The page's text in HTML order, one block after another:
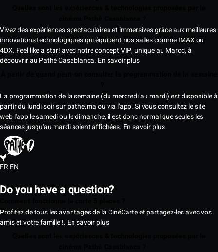
Vivez des expériences spectaculaires et immersives grâce aux meilleures
innovations technologiques qui équipent nos salles comme IMAX ou
4DX. Feel like a star! avec notre concept VIP, unique au Maroc, à
découvrir au Pathé Casablanca. En savoir plus
La programmation de la semaine (du mercredi au mardi) est disponible à
partir du lundi soir sur pathe.ma ou via l'app. Si vous consultez le site
web l'app le samedi ou le dimanche, il est donc normal que seules les
séances jusqu'au mardi soient affichées. En savoir plus
FREN
Do you have a question?
Profitez de tous les avantages de la CinéCarte et partagez-les avec vos
amis et votre famille !. En savoir plus